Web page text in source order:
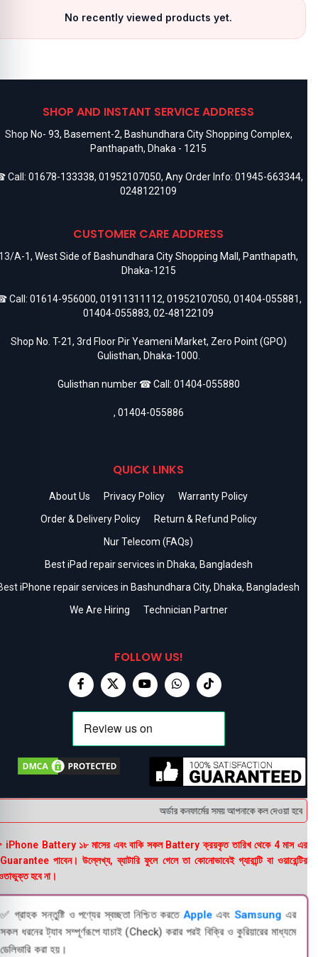
No recently viewed products yet.
SHOP AND INSTANT SERVICE ADDRESS
Shop No- 93, Basement-2, Bashundhara City Shopping Complex,
Panthapath, Dhaka - 1215
Call: 01678-133338, 01952107050, Any Order Info: 01945-663344,
0248122109
CUSTOMER CARE ADDRESS
A-1, West Side of Bashundhara City Shopping Mall, Panthapath,
Dhaka-1215
Call: 01614-956000, 01911311112, 01952107050, 01404-055881,
01404-055883, 02-48122109
Shop No. T-21, 3rd Floor Pir Yeameni Market, Zero Point (GPO)
Gulisthan, Dhaka-1000.
Gulisthan number ☎ Call: 01404-055880
, 01404-055886
QUICK LINKS
About Us Privacy Policy
Warranty Policy
Order & Delivery Policy
Return & Refund Policy
Nur Telecom (FAQs)
Best iPad repair services in Dhaka, Bangladesh
iPhone repair services in Bashundhara City, Dhaka, Bangladesh
We Are Hiring
Technician Partner
FOLLOW US!
অর্ডার কনফার্মের সময় আপনাকে কল দেওয়া হবে ।
Battery ১৮ মাসের এবং বাকি সকল Battery ক্রয়কৃত তারিখ থেকে 4 মাস এর
পাবেন। উল্লেখ্য, ব্যাটারি ফুলে গেলে তা কোনোভাবেই গ্যারান্টি বা ওয়ারেন্টির
হবে না।
✅ গ্রাহক সন্তুষ্টি ও পণ্যের স্বচ্ছতা নিশ্চিত করতেApple এবংSamsung এর
সকল ধরনের ট্যাব সম্পূর্ণরূপে যাচাই (Check) করার পরই বিক্রি ও কুরিয়ারের মাধ্যমে
ডেলিভারি করা হয়।